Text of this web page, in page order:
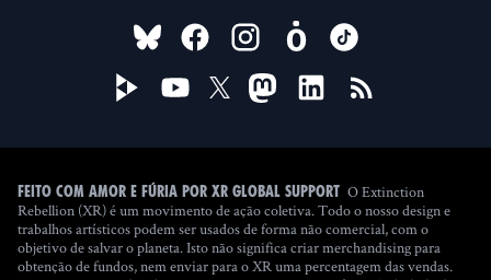
FOLLOW US ON
Feito com amor e fúria por XR Global Support O Extinction
Rebellion (XR) é um movimento de ação coletiva. Todo o nosso design e
trabalhos artísticos podem ser usados de forma não comercial, com o
objetivo de salvar o planeta. Isto não significa criar merchandising para
obtenção de fundos, nem enviar para o XR uma percentagem das vendas.